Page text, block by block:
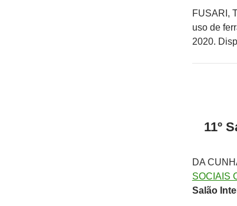
FUSARI,
uso de
2020.
11º
DA
SOCIAIS
Salão